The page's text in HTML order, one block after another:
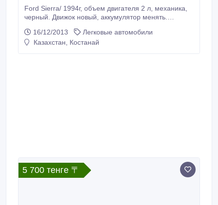
Ford Sierra/ 1994г, объем двигателя 2 л, механика,
черный. Движок новый, аккумулятор менять.
новое..
16/12/2013
Легковые автомобили
Казахстан, Костанай
5 700 тенге 〒